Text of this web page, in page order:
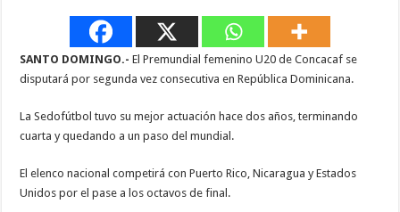
SANTO DOMINGO.- El Premundial femenino U20 de Concacaf se
disputará por segunda vez consecutiva en República Dominicana.
La Sedofútbol tuvo su mejor actuación hace dos años, terminando
cuarta y quedando a un paso del mundial.
El elenco nacional competirá con Puerto Rico, Nicaragua y Estados
Unidos por el pase a los octavos de final.